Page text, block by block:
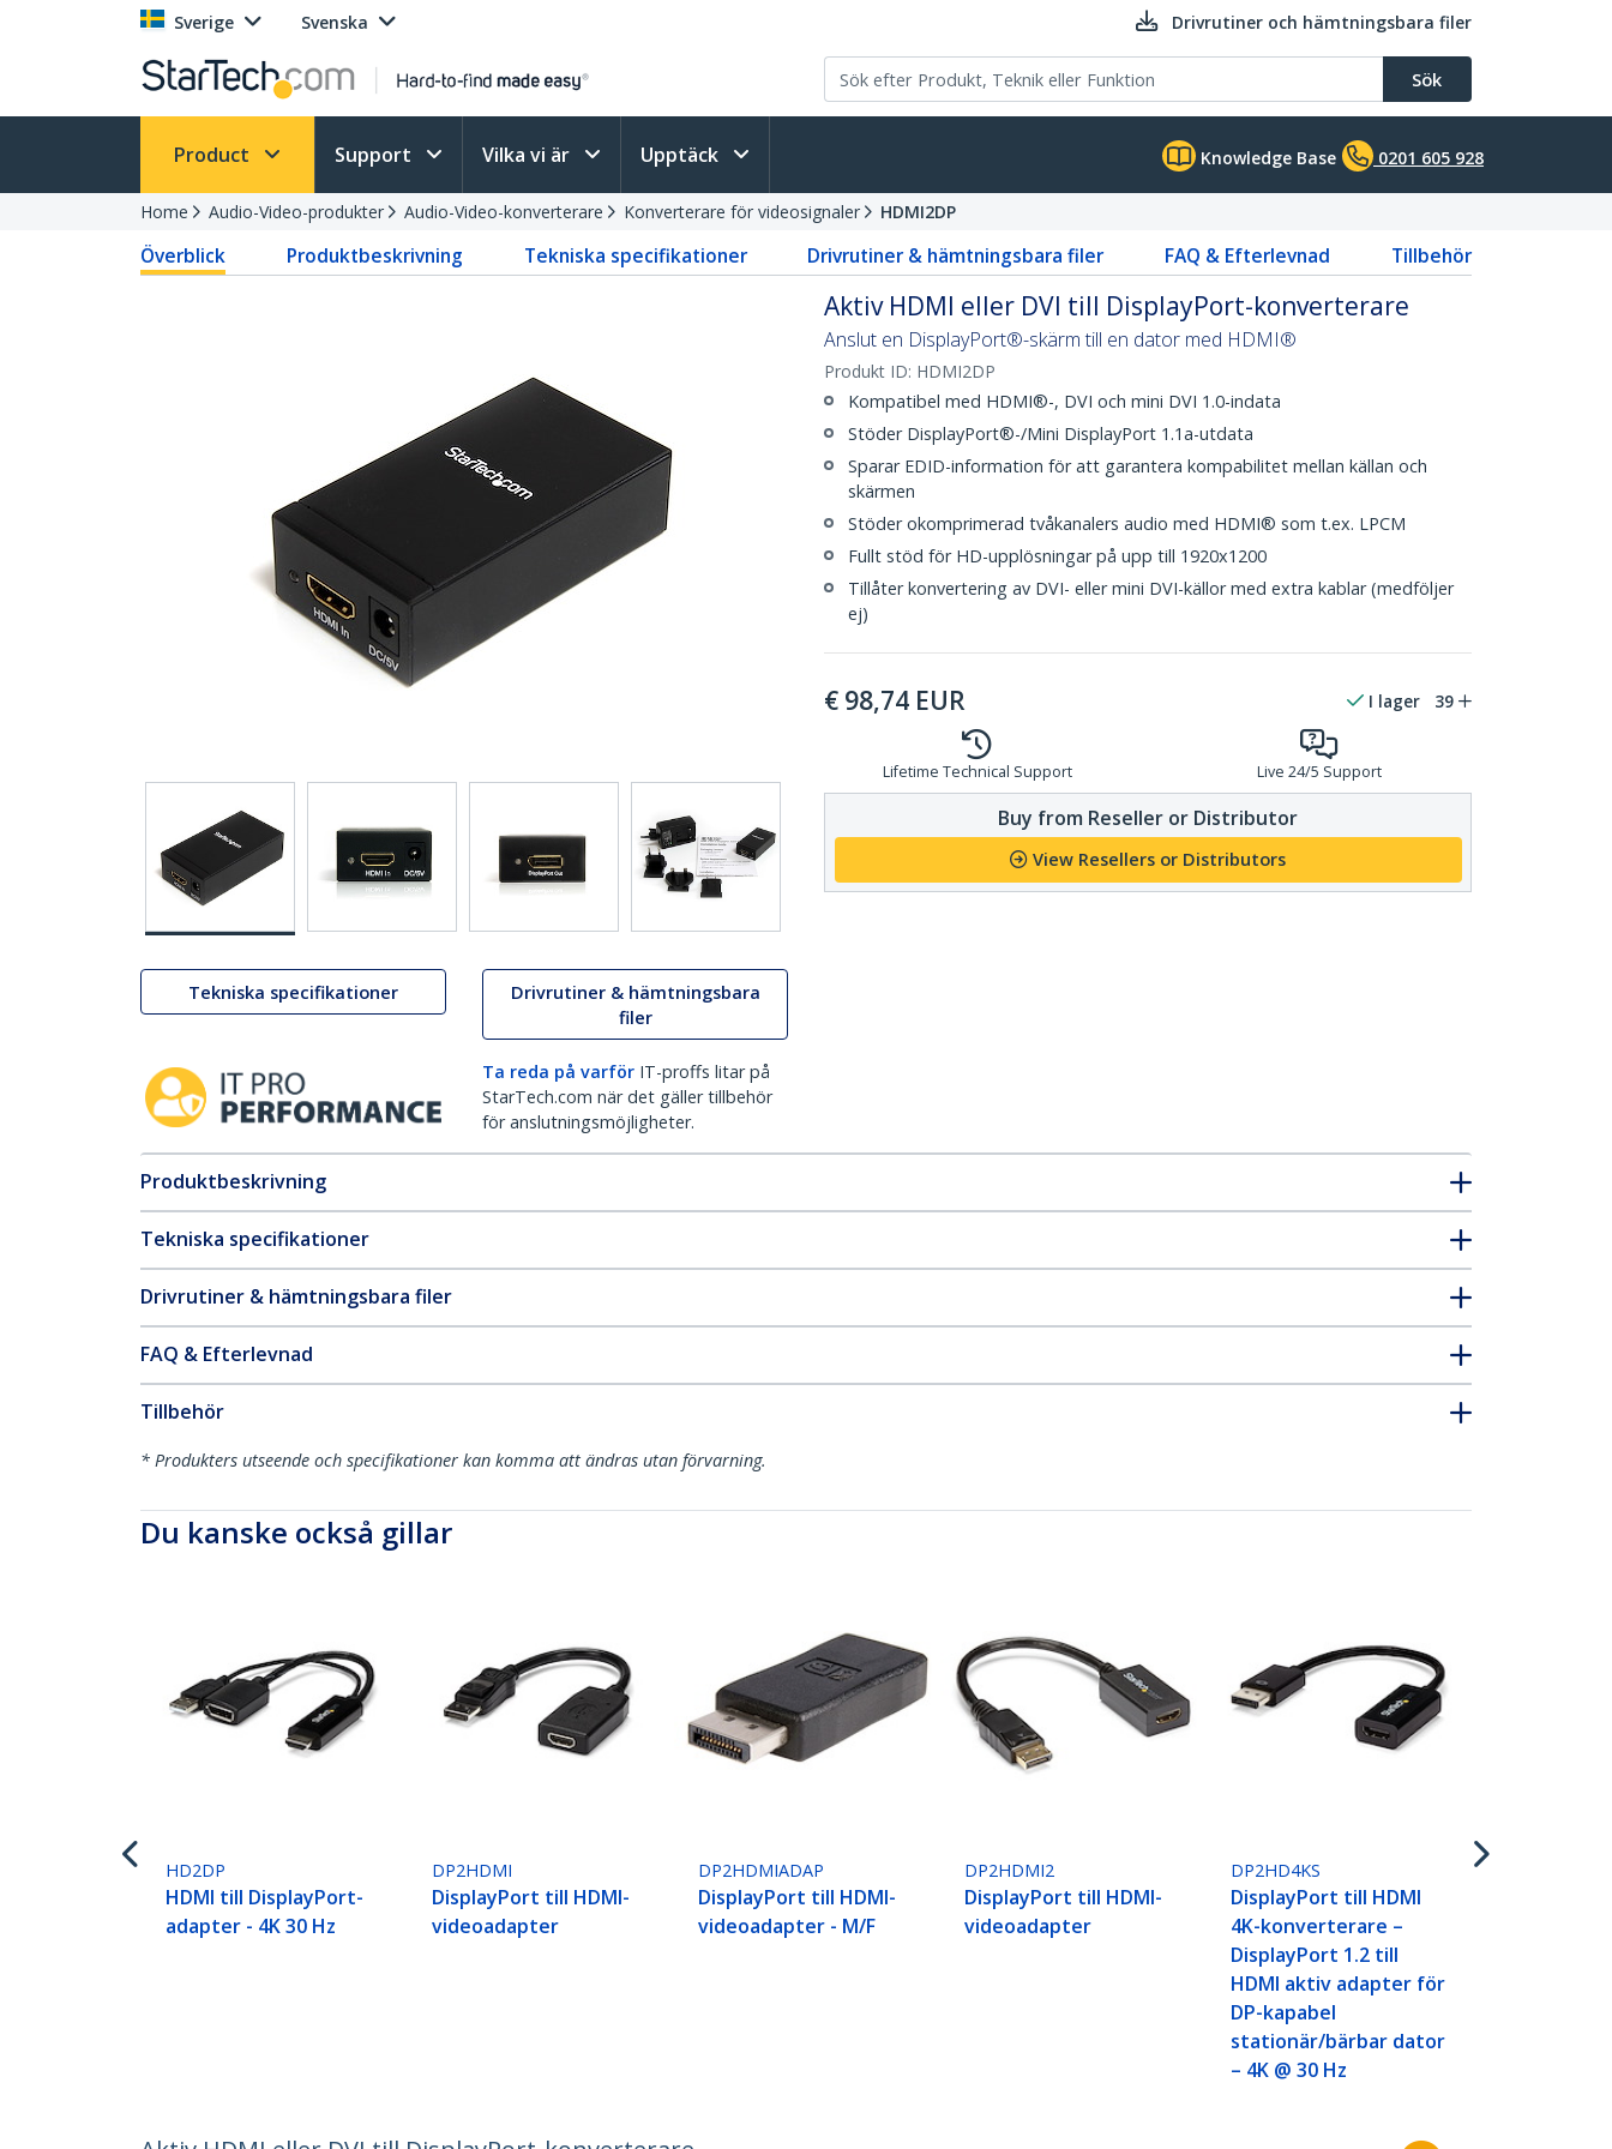
Sverige Svenska Drivrutiner och hämtningsbara filer
Sök
Product Support Vilka vi är Upptäck Knowledge Base 0201 605 928
Home Audio-Video-produkter Audio-Video-konverterare Konverterare för videosignaler HDMI2DP
Överblick Produktbeskrivning Tekniska specifikationer Drivrutiner & hämtningsbara filer FAQ & Efterlevnad Tillbehör
Tekniska specifikationer
Drivrutiner & hämtningsbara
filer
Ta reda på varför IT-proffs litar på
StarTech.com när det gäller tillbehör
för anslutningsmöjligheter.
Aktiv HDMI eller DVI till DisplayPort-konverterare
Anslut en DisplayPort®-skärm till en dator med HDMI®
Produkt ID: HDMI2DP
Kompatibel med HDMI®-, DVI och mini DVI 1.0-indata
Stöder DisplayPort®-/Mini DisplayPort 1.1a-utdata
Sparar EDID-information för att garantera kompabilitet mellan källan och
skärmen
Stöder okomprimerad tvåkanalers audio med HDMI® som t.ex. LPCM
Fullt stöd för HD-upplösningar på upp till 1920x1200
Tillåter konvertering av DVI- eller mini DVI-källor med extra kablar (medföljer
ej)
€ 98,74 EUR I lager 39
Lifetime Technical Support Live 24/5 Support
Buy from Reseller or Distributor
View Resellers or Distributors
Produktbeskrivning
Tekniska specifikationer
Drivrutiner & hämtningsbara filer
FAQ & Efterlevnad
Tillbehör
* Produkters utseende och specifikationer kan komma att ändras utan förvarning.
Du kanske också gillar
HD2DP
HDMI till DisplayPort-
adapter - 4K 30 Hz
DP2HDMI
DisplayPort till HDMI-
videoadapter
DP2HDMIADAP
DisplayPort till HDMI-
videoadapter - M/F
DP2HDMI2
DisplayPort till HDMI-
videoadapter
DP2HD4KS
DisplayPort till HDMI
4K-konverterare –
DisplayPort 1.2 till
HDMI aktiv adapter för
DP-kapabel
stationär/bärbar dator
– 4K @ 30 Hz